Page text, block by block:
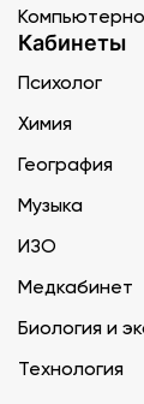
Кабинеты
Психолог
Химия
География
Музыка
ИЗО
Медкабинет
Биология и
Технология